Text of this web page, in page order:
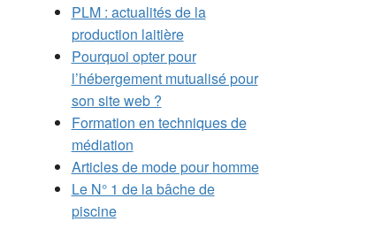
PLM : actualités de la
production laitière
Pourquoi opter pour
l’hébergement mutualisé pour
son site web ?
Formation en techniques de
médiation
Articles de mode pour homme
Le N° 1 de la bâche de
piscine